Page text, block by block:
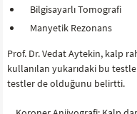
Bilgisayarlı Tomografi
Manyetik Rezonans
Prof. Dr. Vedat Aytekin, kalp
kullanılan yukarıdaki bu
testler de olduğunu belirtti.